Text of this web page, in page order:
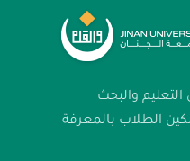
والبحث
الطلاب بالمعرفة